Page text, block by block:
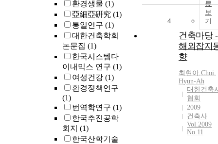
환경생물 (1)
亞細亞硏究 (1)
통일연구 (1)
대한건축학회
논문집 (1)
한국시스템다
이내믹스 연구 (1)
여성건강 (1)
환경정책연구
(1)
번역학연구 (1)
한국추진공학
회지 (1)
한국산학기술
문
보
기
4
건축마당 -
해외잡지
향
최현아,Choi,
Hyun-Ah
대한건축
협회
2009
건축사
Vol.2009
No.11